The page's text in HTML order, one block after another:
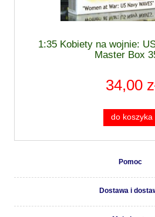
1:35 Kobiety na wojnie:
Master Box
34,00
do koszyka
Pomoc
Dostawa i